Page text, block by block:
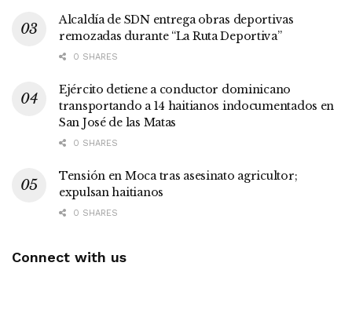
Alcaldía de SDN entrega obras deportivas
remozadas durante “La Ruta Deportiva”
0 SHARES
Ejército detiene a conductor dominicano
transportando a 14 haitianos indocumentados en
San José de las Matas
0 SHARES
Tensión en Moca tras asesinato agricultor;
expulsan haitianos
0 SHARES
Connect with us